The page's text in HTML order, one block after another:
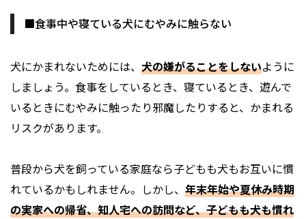
■食事中や寝ている犬にむやみに触らない
犬にかまれないためには、 犬の嫌がることをしないように
しましょう。食事をしているとき、寝ているとき、遊んで
いるときにむやみに触ったり邪魔したりすると、かまれる
リスクがあります。
普段から犬を飼っている家庭なら子どもも犬もお互いに慣
れているかもしれません。しかし、 年末年始や夏休み時期
の実家への帰省、知人宅への訪問など、子どもも犬も慣れ